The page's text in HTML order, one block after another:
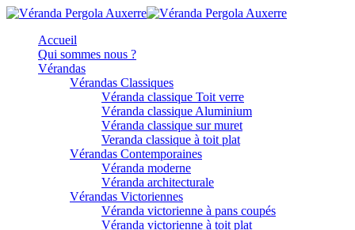
Accueil
Qui sommes nous ?
Vérandas
Vérandas Classiques
Véranda classique Toit verre
Véranda classique Aluminium
Véranda classique sur muret
Veranda classique à toit plat
Vérandas Contemporaines
Véranda moderne
Véranda architecturale
Vérandas Victoriennes
Véranda victorienne à pans coupés
Véranda victorienne à toit plat